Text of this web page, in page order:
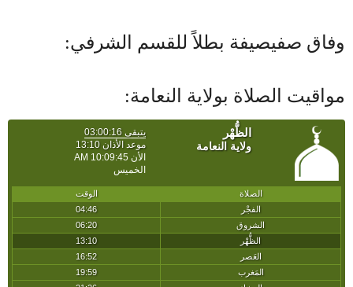
وفاق صفيصيفة بطلاً للقسم الشرفي:
مواقيت الصلاة بولاية النعامة: